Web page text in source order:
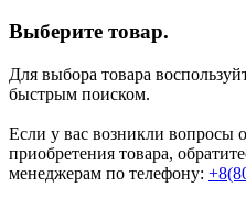
Выберите товар.
Для выбора товара
быстрым поиском.
Если у вас возникли вопросы
приобретения товара,
менеджерам по телефону: